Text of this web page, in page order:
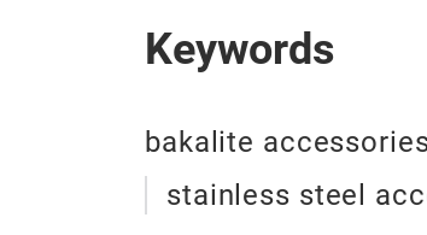
Keywords
bakalite
stainless steel